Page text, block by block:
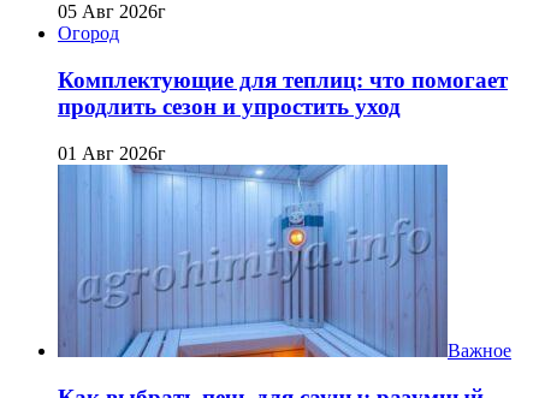
05 Авг 2026г
Огород
Комплектующие для теплиц: что помогает
продлить сезон и упростить уход
01 Авг 2026г
Важное